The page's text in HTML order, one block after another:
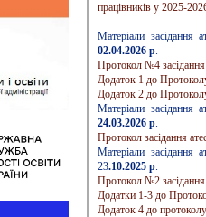
працівників у 2025-
Матеріали засідання
02.04.2026 р.
Протокол №4 засідання
Додаток 1 до
Додаток 2 до
Матеріали засідання
24.03.2026 р.
Протокол засідання
Матеріали засідання
23.10.2025 р.
Протокол №2 засідання
Додатки 1-3 до
Додаток 4 до протоколу